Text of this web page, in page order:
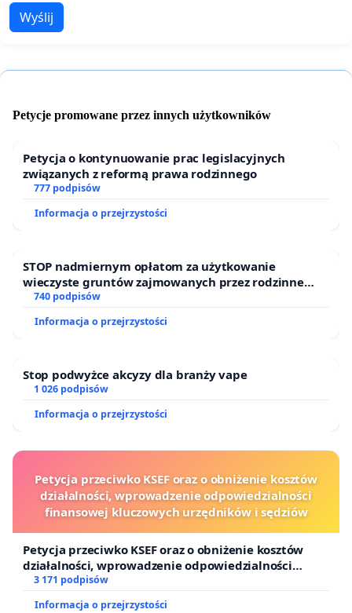
Wyślij
Petycje promowane przez innych użytkowników
Petycja o kontynuowanie prac legislacyjnych
związanych z reformą prawa rodzinnego
777 podpisów
Informacja o przejrzystości
STOP nadmiernym opłatom za użytkowanie
wieczyste gruntów zajmowanych przez rodzinne
ogrody działkowe.
740 podpisów
Informacja o przejrzystości
Stop podwyżce akcyzy dla branży vape
1 026 podpisów
Informacja o przejrzystości
Petycja przeciwko KSEF oraz o obniżenie kosztów
działalności, wprowadzenie odpowiedzialności
finansowej kluczowych urzędników i sędziów
Petycja przeciwko KSEF oraz o obniżenie kosztów
działalności, wprowadzenie odpowiedzialności
finansowej kluczowych urzędników i sędziów
3 171 podpisów
Informacja o przejrzystości